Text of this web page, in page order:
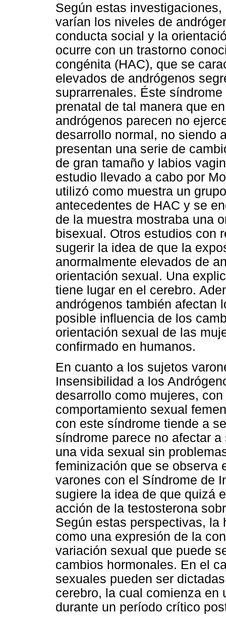
Según estas
varían los niveles de
conducta social y la
ocurre con un trastorno
congénita (HAC), que se
elevados de andrógenos
suprarrenales. Éste
prenatal de tal manera que
andrógenos parecen no
desarrollo normal, no siendo
presentan una serie de
de gran tamaño y labios
estudio llevado a cabo por
utilizó como muestra un
antecedentes de HAC y se
de la muestra mostraba una
bisexual. Otros estudios con
sugerir la idea de que la
anormalmente elevados de
orientación sexual. Una
tiene lugar en el cerebro.
andrógenos también afectan
posible influencia de los
orientación sexual de las
confirmado en humanos.
En cuanto a los sujetos
Insensibilidad a los
desarrollo como mujeres,
comportamiento sexual
con este síndrome tiende a
síndrome parece no afectar
una vida sexual sin
feminización que se observa
varones con el Síndrome de
sugiere la idea de que quizá
acción de la testosterona
Según estas perspectivas, la
como una expresión de la
variación sexual que puede
cambios hormonales. En el
sexuales pueden ser
cerebro, la cual comienza en
durante un período crítico